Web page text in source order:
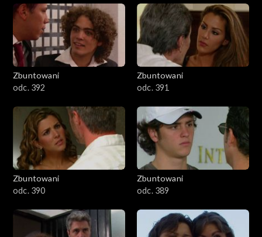
Zbuntowani
odc. 392
Zbuntowani
odc. 391
Zbuntowani
odc. 390
Zbuntowani
odc. 389